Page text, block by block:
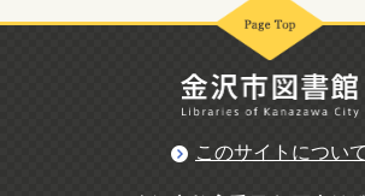
このサイトについて